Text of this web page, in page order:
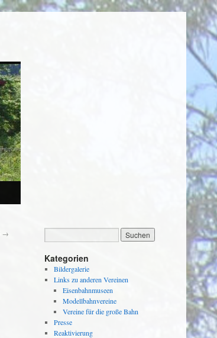
→
Kategorien
Bildergalerie
Links zu anderen Vereinen
Eisenbahnmuseen
Modellbahnvereine
Vereine für die große Bahn
Presse
Reaktivierung